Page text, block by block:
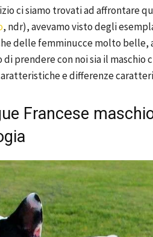
ci siamo trovati ad affrontare
, ndr), avevamo visto degli
delle femminucce molto
di prendere con noi sia il
e differenze
Francese